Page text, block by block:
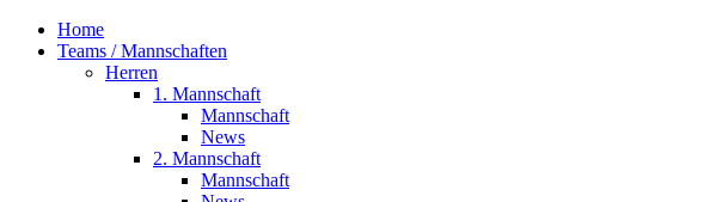
Home
Teams / Mannschaften
Herren
1. Mannschaft
Mannschaft
News
2. Mannschaft
Mannschaft